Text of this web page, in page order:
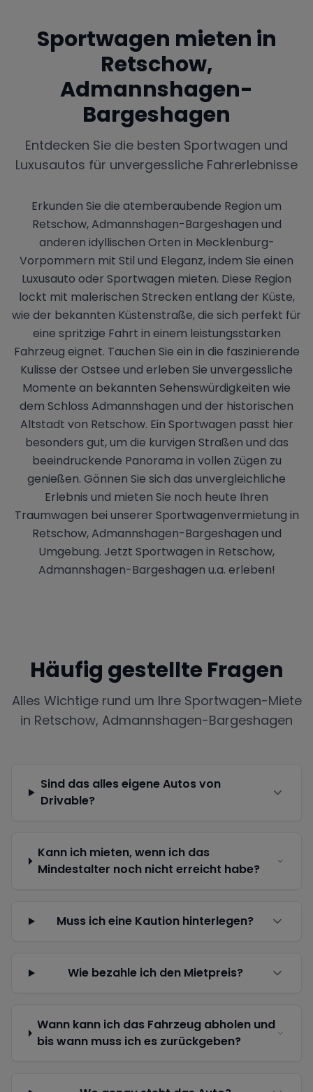
Sportwagen mieten in
Retschow,
Admannshagen-
Bargeshagen
Entdecken Sie die besten Sportwagen und
Luxusautos für unvergessliche Fahrerlebnisse
Erkunden Sie die atemberaubende Region um
Retschow, Admannshagen-Bargeshagen und
anderen idyllischen Orten in Mecklenburg-
Vorpommern mit Stil und Eleganz, indem Sie einen
Luxusauto oder Sportwagen mieten. Diese Region
lockt mit malerischen Strecken entlang der Küste,
wie der bekannten Küstenstraße, die sich perfekt für
eine spritzige Fahrt in einem leistungsstarken
Fahrzeug eignet. Tauchen Sie ein in die faszinierende
Kulisse der Ostsee und erleben Sie unvergessliche
Momente an bekannten Sehenswürdigkeiten wie
dem Schloss Admannshagen und der historischen
Altstadt von Retschow. Ein Sportwagen passt hier
besonders gut, um die kurvigen Straßen und das
beeindruckende Panorama in vollen Zügen zu
genießen. Gönnen Sie sich das unvergleichliche
Erlebnis und mieten Sie noch heute Ihren
Traumwagen bei unserer Sportwagenvermietung in
Retschow, Admannshagen-Bargeshagen und
Umgebung. Jetzt Sportwagen in Retschow,
Admannshagen-Bargeshagen u.a. erleben!
Häufig gestellte Fragen
Alles Wichtige rund um Ihre Sportwagen-Miete
in Retschow, Admannshagen-Bargeshagen
Sind das alles eigene Autos von
Drivable?
Kann ich mieten, wenn ich das
Mindestalter noch nicht erreicht habe?
Muss ich eine Kaution hinterlegen?
Wie bezahle ich den Mietpreis?
Wann kann ich das Fahrzeug abholen und
bis wann muss ich es zurückgeben?